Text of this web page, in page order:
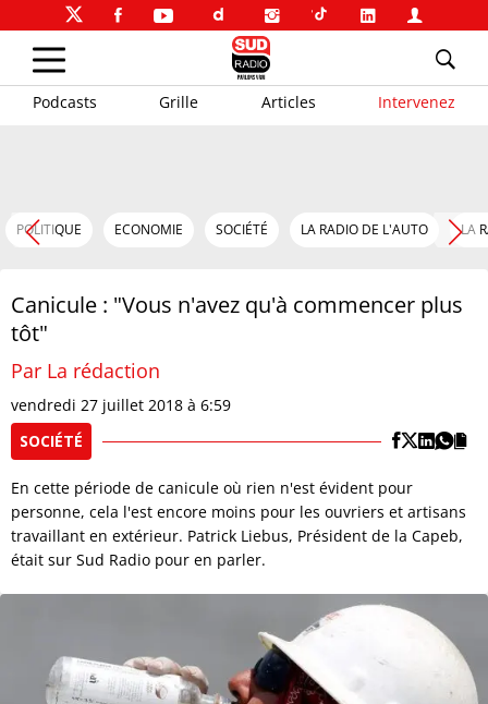
Podcasts Grille Articles Intervenez
POLITIQUE ECONOMIE SOCIÉTÉ LA RADIO DE L'AUTO LA
Canicule : "Vous n'avez qu'à commencer plus
tôt"
Par La rédaction
vendredi 27 juillet 2018 à 6:59
SOCIÉTÉ
En cette période de canicule où rien n'est évident pour
personne, cela l'est encore moins pour les ouvriers et artisans
travaillant en extérieur. Patrick Liebus, Président de la Capeb,
était sur Sud Radio pour en parler.